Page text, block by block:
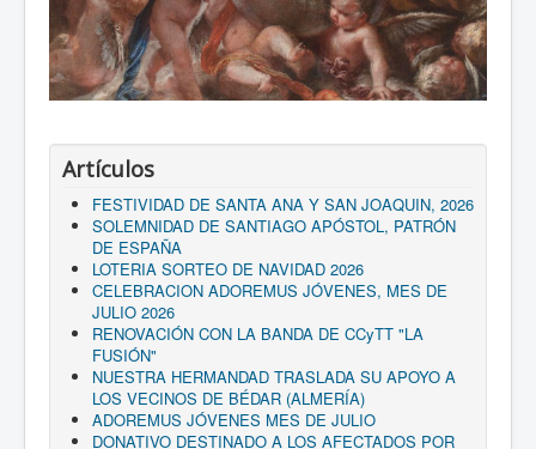
Artículos
FESTIVIDAD DE SANTA ANA Y SAN JOAQUIN, 2026
SOLEMNIDAD DE SANTIAGO APÓSTOL, PATRÓN
DE ESPAÑA
LOTERIA SORTEO DE NAVIDAD 2026
CELEBRACION ADOREMUS JÓVENES, MES DE
JULIO 2026
RENOVACIÓN CON LA BANDA DE CCyTT "LA
FUSIÓN"
NUESTRA HERMANDAD TRASLADA SU APOYO A
LOS VECINOS DE BÉDAR (ALMERÍA)
ADOREMUS JÓVENES MES DE JULIO
DONATIVO DESTINADO A LOS AFECTADOS POR